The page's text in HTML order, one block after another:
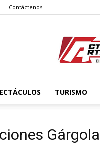
Contáctenos
TURISMO
Gárgola